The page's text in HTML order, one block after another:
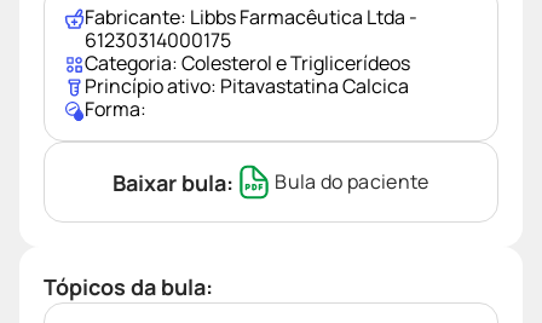
lenço umedecido
protetor solar
desodorante
10
Fabricante: Libbs Farmacêutica Ltda -
61230314000175
Categoria:Colesterol e Triglicerídeos
Princípio ativo: Pitavastatina Calcica
Forma:
Baixar bula: Bula do paciente
Tópicos da bula: